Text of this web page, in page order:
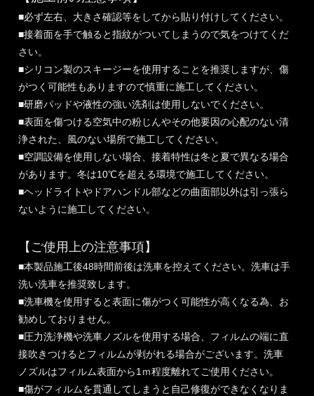
■必ず左右、大きさ確認等をしてから貼り付けしてください。
■接着面を手で触ると指紋がついてしまうので気をつけてくだ
さい。
■シリコン製のスキージーを使用することを推奨しますが、傷
がつく可能性もありますので慎重に施工してください。
■研磨パッドや液性の強い洗剤は使用しないでください。
■表面を傷つける空気中の粉じんやその他要因の心配のない清
浄された、風のない場所で施工してください。
■空調設備を使用しない場合、接着特性は冬と夏で異なる場合
があります。冬は10℃を超える環境で施工してください。
■ヘッドライトやドアハンドル部などの曲面部以外は引っ張ら
ないように施工してください。
【ご使用上の注意事項】
■本製品施工後48時間前後は洗車を控えてください。洗車は手
洗い洗車を推奨致します。
■洗車機を使用すると表面に傷がつく可能性が高くなる為、お
勧めしておりません。
■圧力洗浄機や洗車ノズルを使用する場合、フィルムの端に直
接吹きつけるとフィルムが剥がれる場合がございます。洗車
ノズルはフィルム表面から1ｍ程度離れてご使用ください。
■傷がフィルムを貫通してしまうと自己修復ができなくなりま